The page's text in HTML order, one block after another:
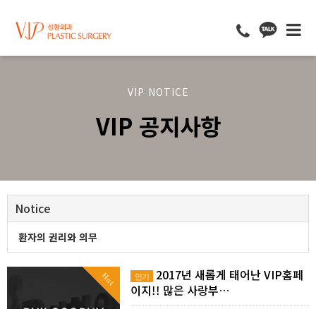
VIP NOTICE
VIP 공지사항
Notice
환자의 권리와 의무
Hot 인기
2017년 새롭게 태어난 VIP홈페
이지!! 많은 사랑부…